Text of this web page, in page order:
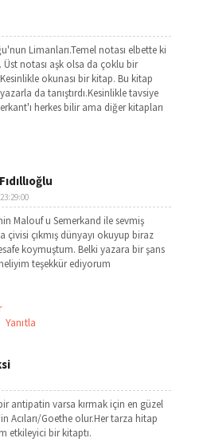
Limanları.Temel notası elbette ki
Üst notası aşk olsa da çoklu bir
okunası bir kitap. Bu kitap
da tanıştırdı.Kesinlikle tavsiye
herkes bilir ama diğer kitapları
Malouf u Semerkand ile sevmiş
çivisi çıkmış dünyayı okuyup biraz
koymuştum. Belki yazara bir şans
teşekkür ediyorum
Yanıtla
antipatin varsa kırmak için en güzel
Acıları/Goethe olur.Her tarza hitap
etkileyici bir kitaptı.